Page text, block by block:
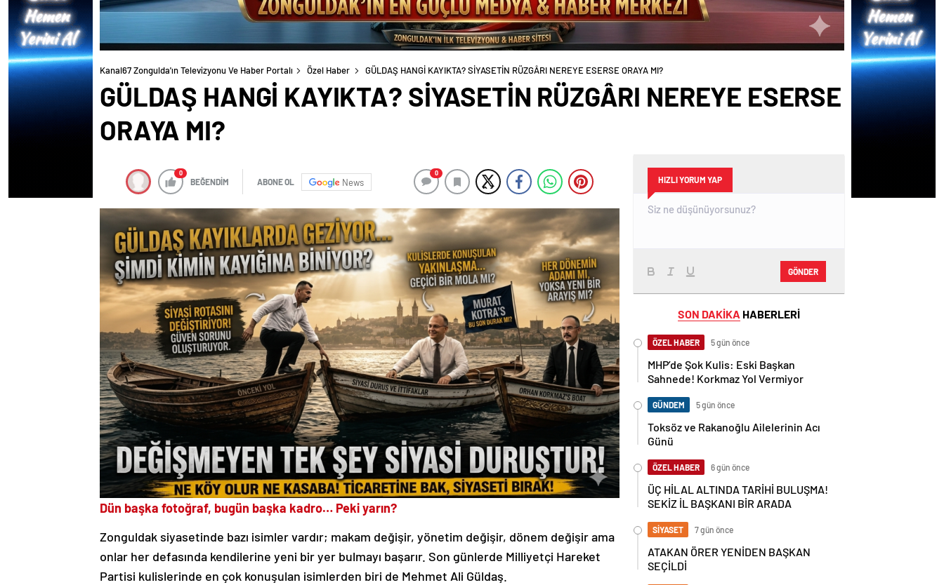
Kanal67 Zongulda'ın Televizyonu Ve Haber Portalı Özel Haber GÜLDAŞ HANGİ KAYIKTA? SİYASETİN RÜZGÂRI NEREYE ESERSE ORAYA MI?
GÜLDAŞ HANGİ KAYIKTA? SİYASETİN RÜZGÂRI NEREYE ESERSE
ORAYA MI?
0
BEĞENDİM ABONE OL News
0
Dün başka fotoğraf, bugün başka kadro… Peki yarın?
Zonguldak siyasetinde bazı isimler vardır; makam değişir, yönetim değişir, dönem değişir ama
onlar her defasında kendilerine yeni bir yer bulmayı başarır. Son günlerde Milliyetçi Hareket
Partisi kulislerinde en çok konuşulan isimlerden biri de Mehmet Ali Güldaş.
HIZLI YORUM YAP
GÖNDER
SON DAKİKA HABERLERİ
ÖZEL HABER 5 gün önce
MHP’de Şok Kulis: Eski Başkan
Sahnede! Korkmaz Yol Vermiyor
GÜNDEM 5 gün önce
Toksöz ve Rakanoğlu Ailelerinin Acı
Günü
ÖZEL HABER 6 gün önce
ÜÇ HİLAL ALTINDA TARİHİ BULUŞMA!
SEKİZ İL BAŞKANI BİR ARADA
SİYASET 7 gün önce
ATAKAN ÖRER YENİDEN BAŞKAN
SEÇİLDİ